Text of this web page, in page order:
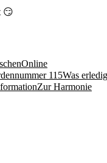
😏
Online
115Was
Zur Harmonie